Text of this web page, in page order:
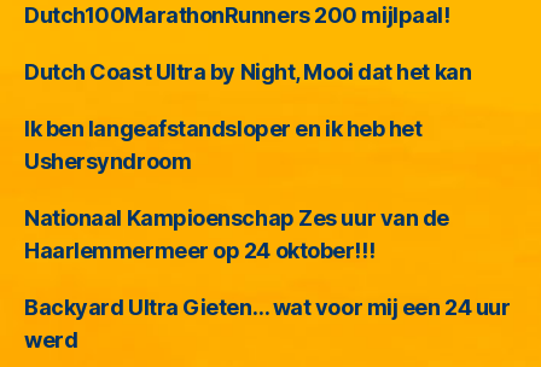
Dutch100MarathonRunners 200 mijlpaal!
Dutch Coast Ultra by Night, Mooi dat het kan
Ik ben langeafstandsloper en ik heb het
Ushersyndroom
Nationaal Kampioenschap Zes uur van de
Haarlemmermeer op 24 oktober!!!
Backyard Ultra Gieten… wat voor mij een 24 uur
werd